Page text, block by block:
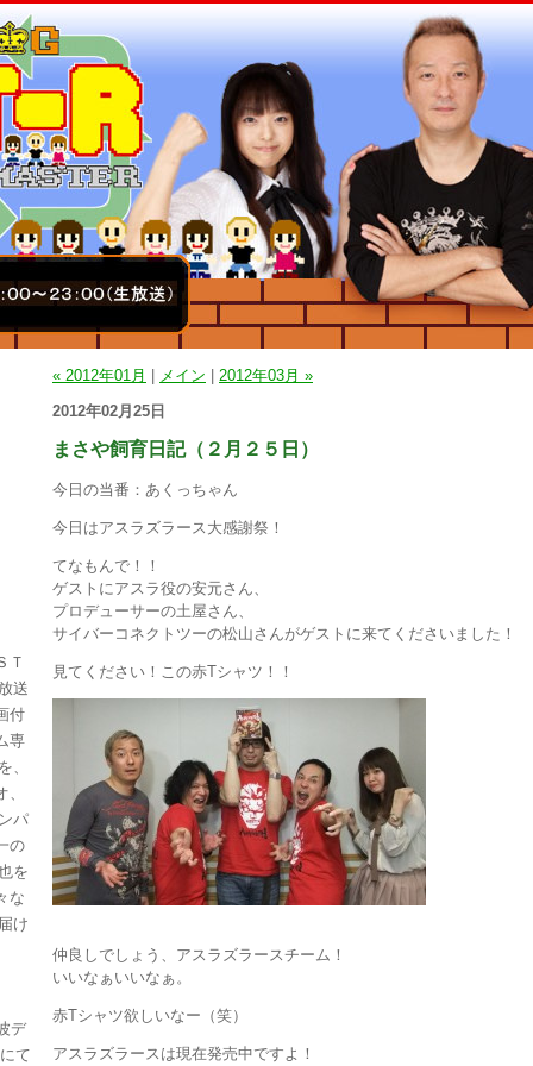
Ｔ
送
付
専
、
パ
の
を
な
け
デ
て
« 2012年01月 メイン
2012年03月 »
2012年02月25日
まさや飼育日記（２月２５日）
今日の当番：あくっちゃん
今日はアスラズラース大感謝祭！
てなもんで！！
ゲストにアスラ役の安元さん、
プロデューサーの土屋さん、
サイバーコネクトツーの松山さんがゲストに来てくださいました！
見てください！この赤Tシャツ！！
仲良しでしょう、アスラズラースチーム！
いいなぁいいなぁ。
赤Tシャツ欲しいなー（笑）
アスラズラースは現在発売中ですよ！